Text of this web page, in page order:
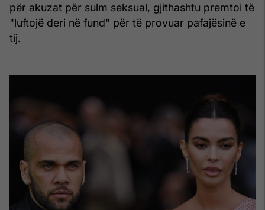
për akuzat për sulm seksual, gjithashtu premtoi të
"luftojë deri në fund" për të provuar pafajësinë e
tij.